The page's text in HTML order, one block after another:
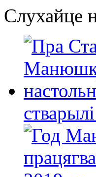
Слухайце